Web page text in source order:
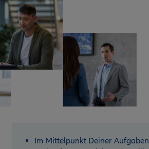
Im Mittelpunkt Deiner